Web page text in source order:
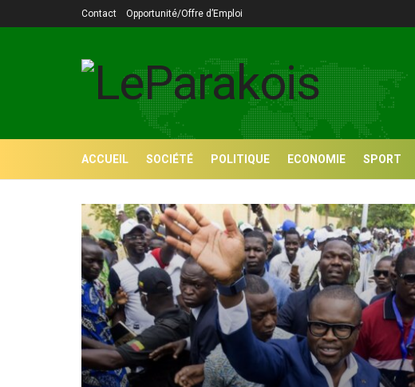
Contact Opportunité/Offre d’Emploi
ACCUEIL SOCIÉTÉ POLITIQUE ECONOMIE SPORT